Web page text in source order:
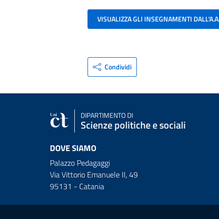
VISUALIZZA GLI INSEGNAMENTI
Condividi
DIPARTIMENTO DI
Scienze politiche e sociali
DOVE SIAMO
Palazzo Pedagaggi
Via Vittorio Emanuele II, 49
95131 - Catania